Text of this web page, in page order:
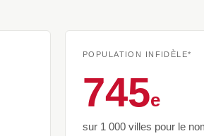
POPULATION INFIDÈLE*
745e
sur 1 000 villes pour le